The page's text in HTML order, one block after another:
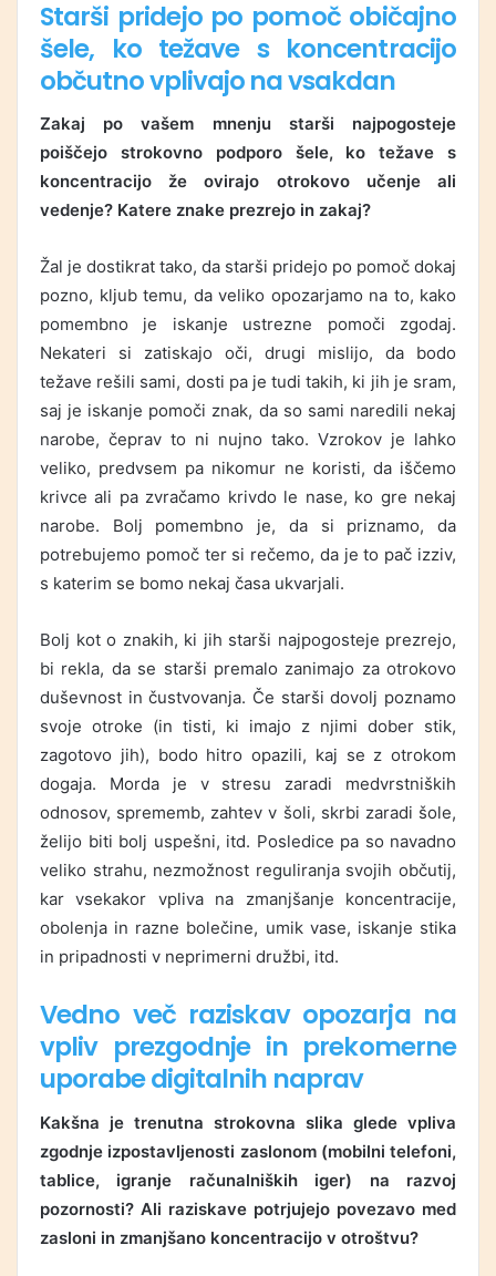
Starši pridejo po pomoč običajno
šele, ko težave s koncentracijo
občutno vplivajo na vsakdan
Zakaj po vašem mnenju starši najpogosteje
poiščejo strokovno podporo šele, ko težave s
koncentracijo že ovirajo otrokovo učenje ali
vedenje? Katere znake prezrejo in zakaj?
Žal je dostikrat tako, da starši pridejo po pomoč dokaj
pozno, kljub temu, da veliko opozarjamo na to, kako
pomembno je iskanje ustrezne pomoči zgodaj.
Nekateri si zatiskajo oči, drugi mislijo, da bodo
težave rešili sami, dosti pa je tudi takih, ki jih je sram,
saj je iskanje pomoči znak, da so sami naredili nekaj
narobe, čeprav to ni nujno tako. Vzrokov je lahko
veliko, predvsem pa nikomur ne koristi, da iščemo
krivce ali pa zvračamo krivdo le nase, ko gre nekaj
narobe. Bolj pomembno je, da si priznamo, da
potrebujemo pomoč ter si rečemo, da je to pač izziv,
s katerim se bomo nekaj časa ukvarjali.
Bolj kot o znakih, ki jih starši najpogosteje prezrejo,
bi rekla, da se starši premalo zanimajo za otrokovo
duševnost in čustvovanja. Če starši dovolj poznamo
svoje otroke (in tisti, ki imajo z njimi dober stik,
zagotovo jih), bodo hitro opazili, kaj se z otrokom
dogaja. Morda je v stresu zaradi medvrstniških
odnosov, sprememb, zahtev v šoli, skrbi zaradi šole,
želijo biti bolj uspešni, itd. Posledice pa so navadno
veliko strahu, nezmožnost reguliranja svojih občutij,
kar vsekakor vpliva na zmanjšanje koncentracije,
obolenja in razne bolečine, umik vase, iskanje stika
in pripadnosti v neprimerni družbi, itd.
Vedno več raziskav opozarja na
vpliv prezgodnje in prekomerne
uporabe digitalnih naprav
Kakšna je trenutna strokovna slika glede vpliva
zgodnje izpostavljenosti zaslonom (mobilni telefoni,
tablice, igranje računalniških iger) na razvoj
pozornosti? Ali raziskave potrjujejo povezavo med
zasloni in zmanjšano koncentracijo v otroštvu?